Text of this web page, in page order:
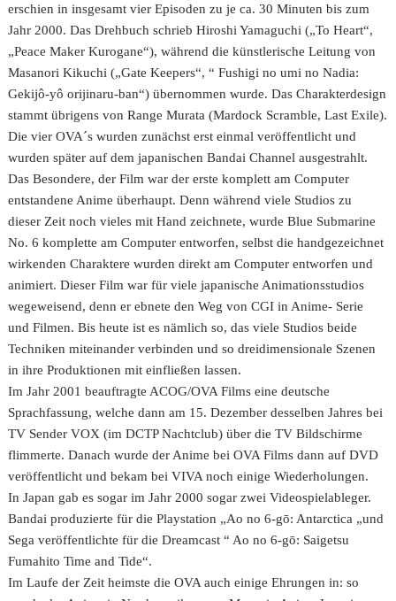
erschien in insgesamt vier Episoden zu je ca. 30 Minuten bis zum
Jahr 2000. Das Drehbuch schrieb Hiroshi Yamaguchi („To Heart“,
„Peace Maker Kurogane“), während die künstlerische Leitung von
Masanori Kikuchi („Gate Keepers“, “ Fushigi no umi no Nadia:
Gekijô-yô orijinaru-ban“) übernommen wurde. Das Charakterdesign
stammt übrigens von Range Murata (Mardock Scramble, Last Exile).
Die vier OVA´s wurden zunächst erst einmal veröffentlicht und
wurden später auf dem japanischen Bandai Channel ausgestrahlt.
Das Besondere, der Film war der erste komplett am Computer
entstandene Anime überhaupt. Denn während viele Studios zu
dieser Zeit noch vieles mit Hand zeichnete, wurde Blue Submarine
No. 6 komplette am Computer entworfen, selbst die handgezeichnet
wirkenden Charaktere wurden direkt am Computer entworfen und
animiert. Dieser Film war für viele japanische Animationsstudios
wegeweisend, denn er ebnete den Weg von CGI in Anime- Serie
und Filmen. Bis heute ist es nämlich so, das viele Studios beide
Techniken miteinander verbinden und so dreidimensionale Szenen
in ihre Produktionen mit einfließen lassen.
Im Jahr 2001 beauftragte ACOG/OVA Films eine deutsche
Sprachfassung, welche dann am 15. Dezember desselben Jahres bei
TV Sender VOX (im DCTP Nachtclub) über die TV Bildschirme
flimmerte. Danach wurde der Anime bei OVA Films dann auf DVD
veröffentlicht und bekam bei VIVA noch einige Wiederholungen.
In Japan gab es sogar im Jahr 2000 sogar zwei Videospielableger.
Bandai produzierte für die Playstation „Ao no 6-gō: Antarctica „und
Sega veröffentlichte für die Dreamcast “ Ao no 6-gō: Saigetsu
Fumahito Time and Tide“.
Im Laufe der Zeit heimste die OVA auch einige Ehrungen in: so